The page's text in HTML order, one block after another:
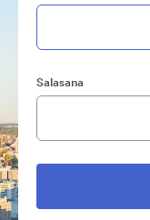
Salasana